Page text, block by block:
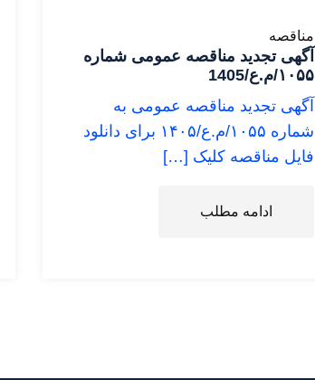
مناقصه
آگهی تجدید مناقصه عمومی شماره
۱۰۵۵/م.ع/1405
آگهی تجدید مناقصه عمومی به
شماره ۱۰۵۵/م.ع/۱۴۰۵ برای دانلود
فایل مناقصه کلیک […]
ادامه مطلب